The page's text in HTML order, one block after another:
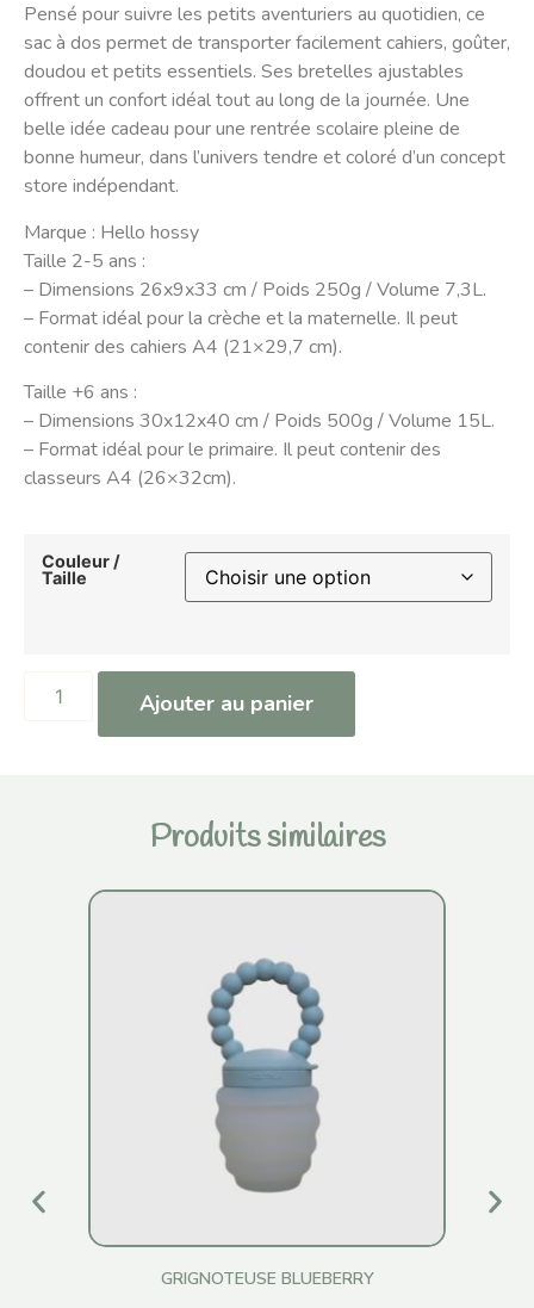
Pensé pour suivre les petits aventuriers au quotidien, ce
sac à dos permet de transporter facilement cahiers, goûter,
doudou et petits essentiels. Ses bretelles ajustables
offrent un confort idéal tout au long de la journée. Une
belle idée cadeau pour une rentrée scolaire pleine de
bonne humeur, dans l’univers tendre et coloré d’un concept
store indépendant.
Marque : Hello hossy
Taille 2-5 ans :
– Dimensions 26x9x33 cm / Poids 250g / Volume 7,3L.
– Format idéal pour la crèche et la maternelle. Il peut
contenir des cahiers A4 (21×29,7 cm).
Taille +6 ans :
– Dimensions 30x12x40 cm / Poids 500g / Volume 15L.
– Format idéal pour le primaire. Il peut contenir des
classeurs A4 (26×32cm).
Couleur /
Taille
Ajouter au panier
Produits similaires
GRIGNOTEUSE BLUEBERRY